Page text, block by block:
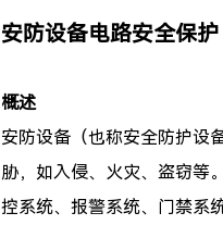
安防设备电路安全保
概述
安防设备（也称安全防护设
胁，如入侵、火灾、盗窃等
控系统、报警系统、门禁系